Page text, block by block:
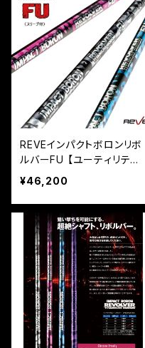
REVEインパクトボロンリボ
ルバーFU 【ユーティリティ
用シャフト】
¥46,200